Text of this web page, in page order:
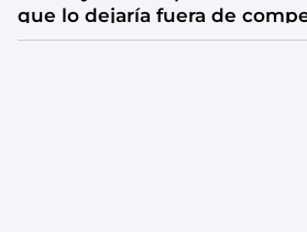
que lo dejaría fuera de